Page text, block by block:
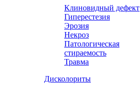
Клиновидный дефект
Гиперестезия
Эрозия
Некроз
Патологическая
стираемость
Травма
Дисколориты